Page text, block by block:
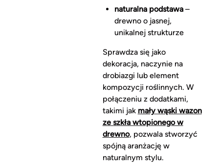
naturalna podstawa–
drewno o jasnej,
unikalnej strukturze
Sprawdza się jako
dekoracja, naczynie na
drobiazgi lub element
kompozycji roślinnych. W
połączeniu z dodatkami,
takimi jak mały wąski wazon
ze szkła wtopionego w
drewno, pozwala stworzyć
spójną aranżację w
naturalnym stylu.